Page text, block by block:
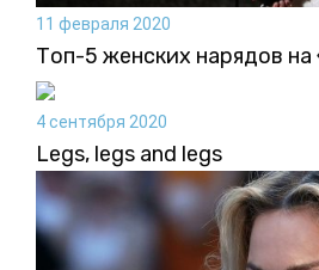
11 февраля 2020
Топ-5 женских нарядов
4 сентября 2020
Legs, legs and legs